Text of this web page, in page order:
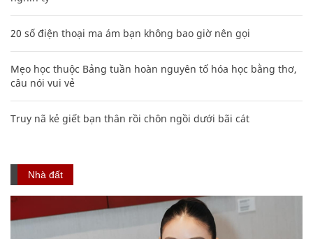
20 số điện thoại ma ám bạn không bao giờ nên gọi
Mẹo học thuộc Bảng tuần hoàn nguyên tố hóa học bằng thơ,
câu nói vui vẻ
Truy nã kẻ giết bạn thân rồi chôn ngồi dưới bãi cát
Nhà đất